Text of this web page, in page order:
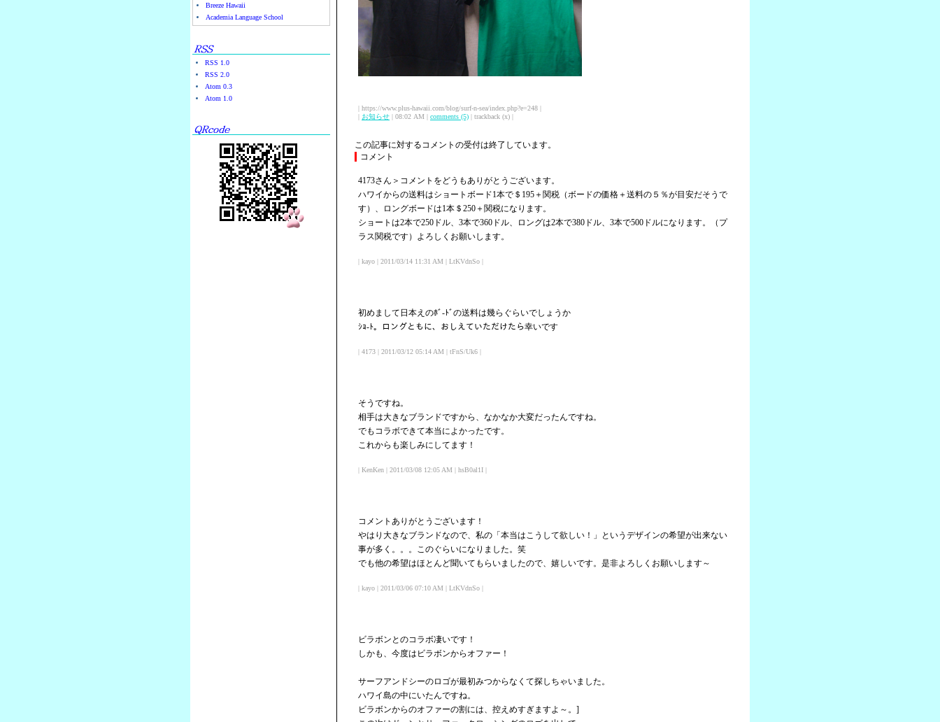
Breeze Hawaii
Academia Language School
RSS 1.0
RSS 2.0
Atom 0.3
Atom 1.0
| https://www.plus-hawaii.com/blog/surf-n-sea/index.php?e=248 |
| お知らせ | 08:02 AM | comments (5) | trackback (x) |
この記事に対するコメントの受付は終了しています。
コメント
4173さん＞コメントをどうもありがとうございます。
ハワイからの送料はショートボード1本で＄195＋関税（ボードの価格＋送料の５％が目安だそうで
す）、ロングボードは1本＄250＋関税になります。
ショートは2本で250ドル、3本で360ドル、ロングは2本で380ドル、3本で500ドルになります。（プ
ラス関税です）よろしくお願いします。
| kayo | 2011/03/14 11:31 AM | LtKVdnSo |
初めまして日本えのﾎﾞ-ﾄﾞの送料は幾らぐらいでしょうか
ｼｮ-ﾄ。ロングともに、おしえていただけたら幸いです
| 4173 | 2011/03/12 05:14 AM | tFnS/Uk6 |
そうですね。
相手は大きなブランドですから、なかなか大変だったんですね。
でもコラボできて本当によかったです。
これからも楽しみにしてます！
| KenKen | 2011/03/08 12:05 AM | hsB0al1I |
コメントありがとうございます！
やはり大きなブランドなので、私の「本当はこうして欲しい！」というデザインの希望が出来ない
事が多く。。。このぐらいになりました。笑
でも他の希望はほとんど聞いてもらいましたので、嬉しいです。是非よろしくお願いします～
| kayo | 2011/03/06 07:10 AM | LtKVdnSo |
ビラボンとのコラボ凄いです！
しかも、今度はビラボンからオファー！
サーフアンドシーのロゴが最初みつからなくて探しちゃいました。
ハワイ島の中にいたんですね。
ビラボンからのオファーの割には、控えめすぎますよ～。]